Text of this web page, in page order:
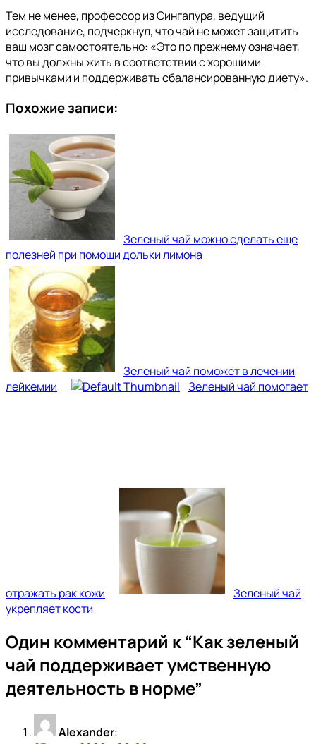
Тем не менее, профессор из Сингапура, ведущий
исследование, подчеркнул, что чай не может защитить
ваш мозг самостоятельно: «Это по прежнему означает,
что вы должны жить в соответствии с хорошими
привычками и поддерживать сбалансированную диету».
Похожие записи:
Зеленый чай можно сделать еще
полезней при помощи дольки лимона
Зеленый чай поможет в лечении
лейкемии
Зеленый чай помогает
отражать рак кожи
Зеленый чай
укрепляет кости
Один комментарий к “Как зеленый
чай поддерживает умственную
деятельность в норме”
Alexander: